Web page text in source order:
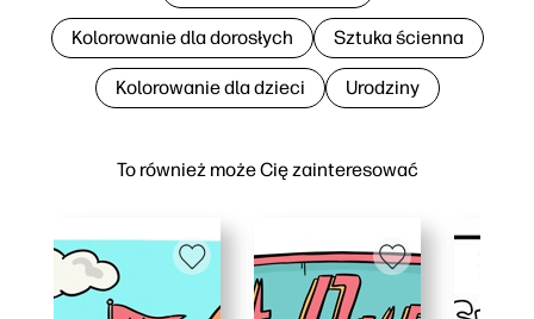
To również może Cię zainteresować
Kolorowanie dla dorosłych Sztuka ścienna
Kolorowanie dla dzieci Urodziny